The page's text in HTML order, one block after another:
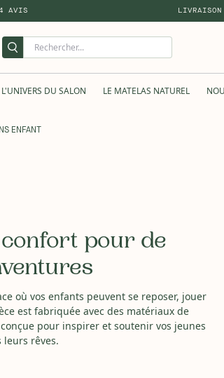
AVIS
L'UNIVERS DU SALON LE MATELAS NATUREL
ENFANT
pour de
où vos enfants peuvent se reposer, jouer
est fabriquée avec des matériaux de
pour inspirer et soutenir vos jeunes
rêves.